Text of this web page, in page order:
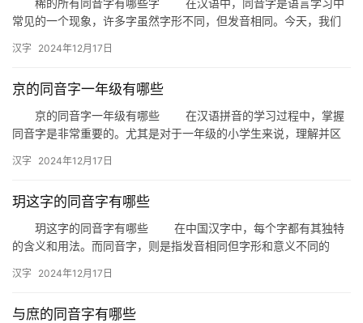
稀的所有同音字有哪些字 在汉语中，同音字是语言学习中
常见的一个现象，许多字虽然字形不同，但发音相同。今天，我们
…
汉字 2024年12月17日
京的同音字一年级有哪些
京的同音字一年级有哪些 在汉语拼音的学习过程中，掌握
同音字是非常重要的。尤其是对于一年级的小学生来说，理解并区
么，…
汉字 2024年12月17日
玥这字的同音字有哪些
玥这字的同音字有哪些 在中国汉字中，每个字都有其独特
的含义和用法。而同音字，则是指发音相同但字形和意义不同的
“玥…
汉字 2024年12月17日
与庶的同音字有哪些